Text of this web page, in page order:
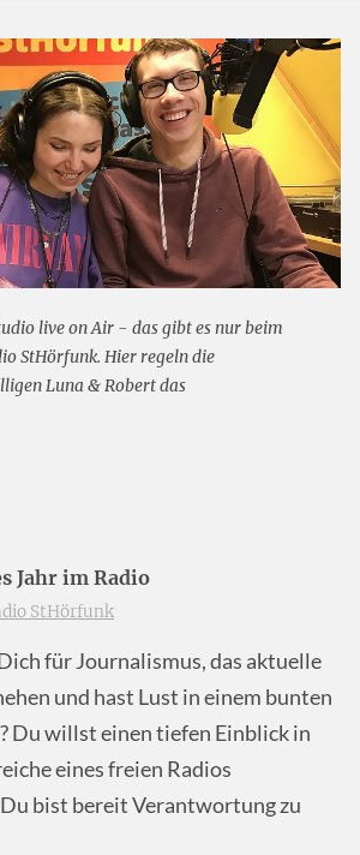
live on Air - das gibt es nur beim
StHörfunk. Hier regeln die
Luna & Robert das
Jahr im Radio
StHörfunk
für Journalismus, das aktuelle
und hast Lust in einem bunten
Du willst einen tiefen Einblick in
eines freien Radios
bist bereit Verantwortung zu